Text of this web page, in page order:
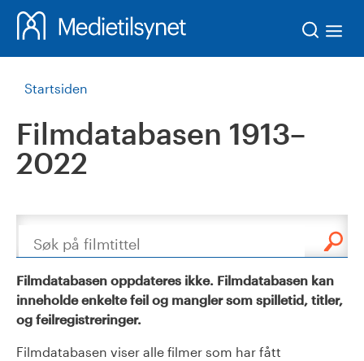
Startsiden
Filmdatabasen 1913–
2022
Søk
Filmdatabasen oppdateres ikke. Filmdatabasen kan
inneholde enkelte feil og mangler som spilletid, titler,
og feilregistreringer.
Filmdatabasen viser alle filmer som har fått